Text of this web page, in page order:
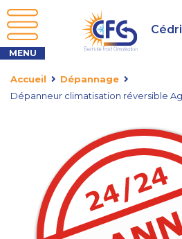
Accueil
Dépannage
Dépanneur climatisation réversible